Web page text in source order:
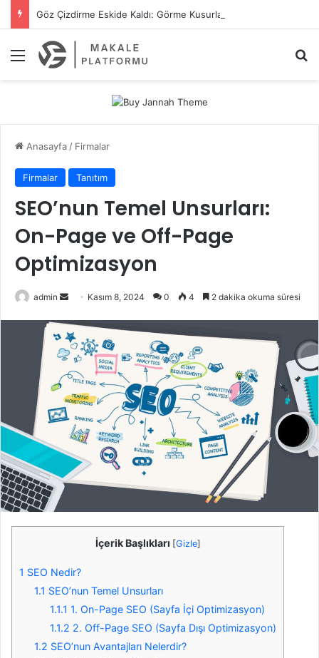
Menü
Anasayfa/ Firmalar
Firmalar Tanıtım
SEO’nun Temel Unsurları:
On-Page ve Off-Page
Optimizasyon
admin
r
e
p
o
s
t
a
g
ö
m
e
k
Kasım 8, 2024 0 4 2 dakika okuma süresi
İçerik Başlıkları [Gizle]
1 SEO Nedir?
1.1 SEO’nun Temel Unsurları
1.1.1 1. On-Page SEO (Sayfa İçi Optimizasyon)
1.1.2 2. Off-Page SEO (Sayfa Dışı Optimizasyon)
1.2 SEO’nun Avantajları Nelerdir?